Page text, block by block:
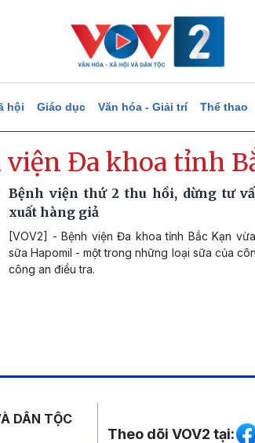
hội Giáo dục Văn hóa - Giải trí Thể thao
viện Đa khoa tỉnh
Bệnh viện thứ 2 thu hồi, dừng tư
xuất hàng giả
[VOV2] - Bệnh viện Đa khoa tỉnh Bắc Kạn
sữa Hapomil - một trong những loại sữa của
công an điều tra.
DÂN TỘC
Mạng xã hội
Theo dõi VOV2 tại: